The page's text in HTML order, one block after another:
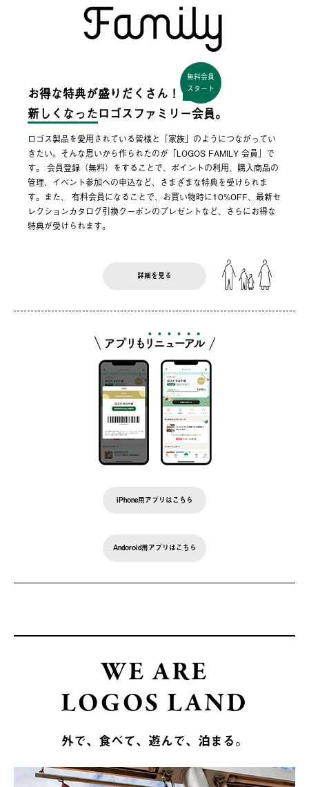
お得な特典が盛りだくさん！
無料会員
スタート
新しくなった ロゴスファミリー会員。
ロゴス製品を愛用されている皆様と「家族」のようにつながってい
きたい。そんな思いから作られたのが「LOGOS FAMILY 会員」で
す。 会員登録（無料）をすることで、ポイントの利用、購入商品の
管理、イベント参加への申込など、さまざまな特典を受けられま
す。また、 有料会員になることで、お買い物時に10%OFF、最新セ
レクションカタログ引換クーポンのプレゼントなど、さらにお得な
特典が受けられます。
詳細を見る
iPhone用アプリはこちら
Andoroid用アプリはこちら
WE ARE
LOGOS LAND
外で、食べて、遊んで、泊まる。